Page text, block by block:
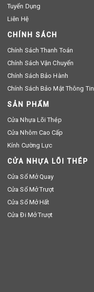
Tuyển Dụng
Liên Hệ
CHÍNH SÁCH
Chính Sách Thanh Toán
Chính Sách Vận Chuyển
Chính Sách Bảo Hành
Chính Sách Bảo Mật Thông Tin
SẢN PHẨM
Cửa Nhựa Lõi Thép
Cửa Nhôm Cao Cấp
Kính Cường Lực
CỬA NHỰA LÕI THÉP
Cửa Sổ Mở Quay
Cửa Sổ Mở Trượt
Cửa Sổ Mở Hất
Cửa Đi Mở Trượt